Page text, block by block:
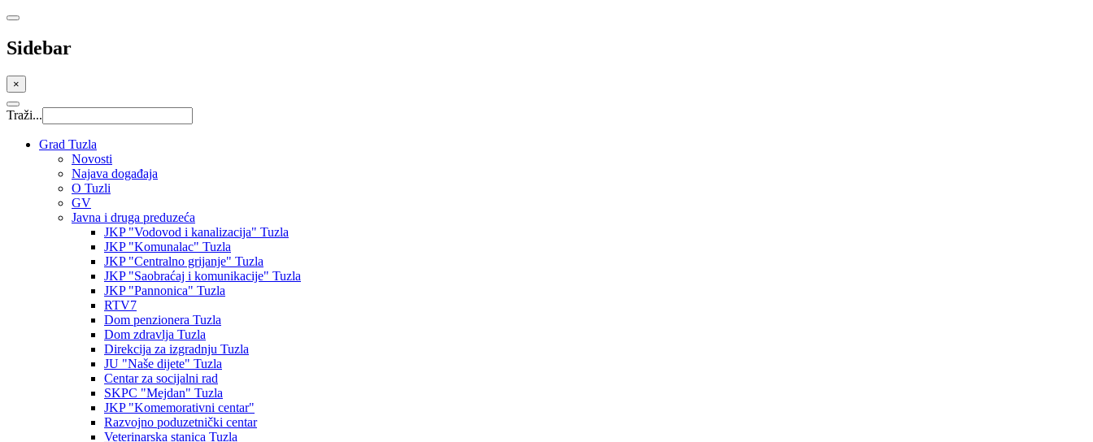
Sidebar
×
Traži...
Grad Tuzla
Novosti
Najava događaja
O Tuzli
GV
Javna i druga preduzeća
JKP "Vodovod i kanalizacija" Tuzla
JKP "Komunalac" Tuzla
JKP "Centralno grijanje" Tuzla
JKP "Saobraćaj i komunikacije" Tuzla
JKP "Pannonica" Tuzla
RTV7
Dom penzionera Tuzla
Dom zdravlja Tuzla
Direkcija za izgradnju Tuzla
JU "Naše dijete" Tuzla
Centar za socijalni rad
SKPC "Mejdan" Tuzla
JKP "Komemorativni centar"
Razvojno poduzetnički centar
Veterinarska stanica Tuzla